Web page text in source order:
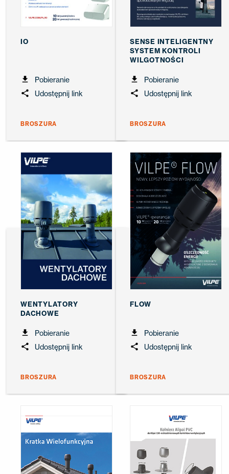
IO
Pobieranie
Udostępnij link
BROSZURA
SENSE INTELIGENTNY
SYSTEM KONTROLI
WILGOTNOŚCI
Pobieranie
Udostępnij link
BROSZURA
WENTYLATORY
DACHOWE
Pobieranie
Udostępnij link
BROSZURA
FLOW
Pobieranie
Udostępnij link
BROSZURA